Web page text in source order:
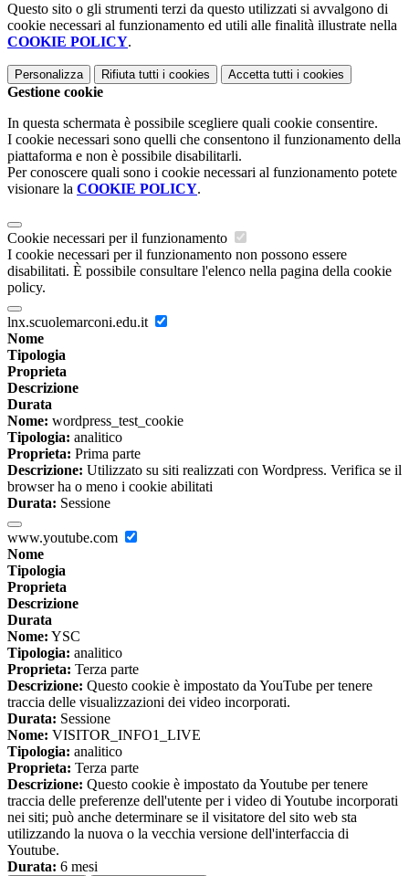
Questo sito o gli strumenti terzi da questo utilizzati si avvalgono di
cookie necessari al funzionamento ed utili alle finalità illustrate nella
COOKIE POLICY.
Personalizza Rifiuta tutti i cookies Accetta tutti i cookies
Gestione cookie
In questa schermata è possibile scegliere quali cookie consentire.
I cookie necessari sono quelli che consentono il funzionamento della
piattaforma e non è possibile disabilitarli.
Per conoscere quali sono i cookie necessari al funzionamento potete
visionare la COOKIE POLICY.
Cookie necessari per il funzionamento
I cookie necessari per il funzionamento non possono essere
disabilitati. È possibile consultare l'elenco nella pagina della cookie
policy.
lnx.scuolemarconi.edu.it
Nome
Tipologia
Proprieta
Descrizione
Durata
Nome: wordpress_test_cookie
Tipologia: analitico
Proprieta: Prima parte
Descrizione: Utilizzato su siti realizzati con Wordpress. Verifica se il
browser ha o meno i cookie abilitati
Durata: Sessione
www.youtube.com
Nome
Tipologia
Proprieta
Descrizione
Durata
Nome: YSC
Tipologia: analitico
Proprieta: Terza parte
Descrizione: Questo cookie è impostato da YouTube per tenere
traccia delle visualizzazioni dei video incorporati.
Durata: Sessione
Nome: VISITOR_INFO1_LIVE
Tipologia: analitico
Proprieta: Terza parte
Descrizione: Questo cookie è impostato da Youtube per tenere
traccia delle preferenze dell'utente per i video di Youtube incorporati
nei siti; può anche determinare se il visitatore del sito web sta
utilizzando la nuova o la vecchia versione dell'interfaccia di
Youtube.
Durata: 6 mesi